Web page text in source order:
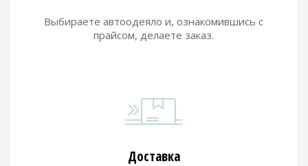
Выбираете автоодеяло и, ознакомившись с
прайсом, делаете заказ.
Доставка